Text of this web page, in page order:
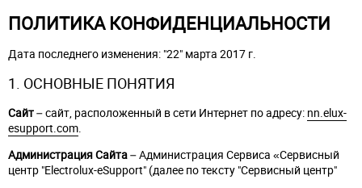
ПОЛИТИКА КОНФИДЕНЦИАЛЬНОСТИ
Дата последнего изменения: "22" марта 2017 г.
1. ОСНОВНЫЕ ПОНЯТИЯ
Сайт– сайт, расположенный в сети Интернет по адресу: nn.elux-
esupport.com.
Администрация Сайта– Администрация Сервиса «Сервисный
центр "Electrolux-eSupport" (далее по тексту "Сервисный центр"